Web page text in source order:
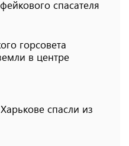
спасателя
горсовета
в центре
спасли из